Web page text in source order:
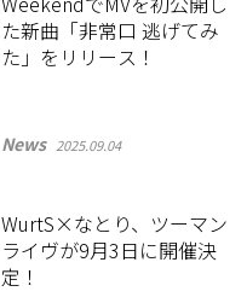
た新曲「非常口 逃げてみ
た」をリリース！
News 2025.09.04
WurtS×なとり、ツーマン
ライヴが9月3日に開催決
定！